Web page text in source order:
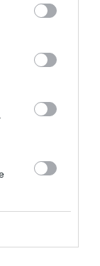
- 23 h 50 min
de
mois qui
plus
ils
du marché
voulu imposer
à trouver un